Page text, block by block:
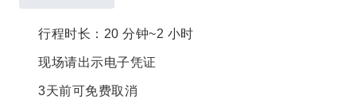
行程时长：20 分钟~2 小时
现场请出示电子凭证
3天前可免费取消